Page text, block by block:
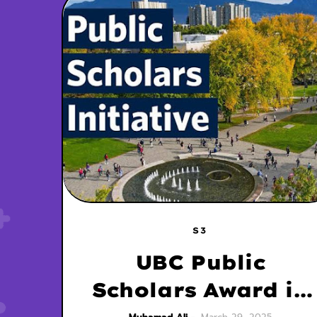
S3
UBC Public
Scholars Award in